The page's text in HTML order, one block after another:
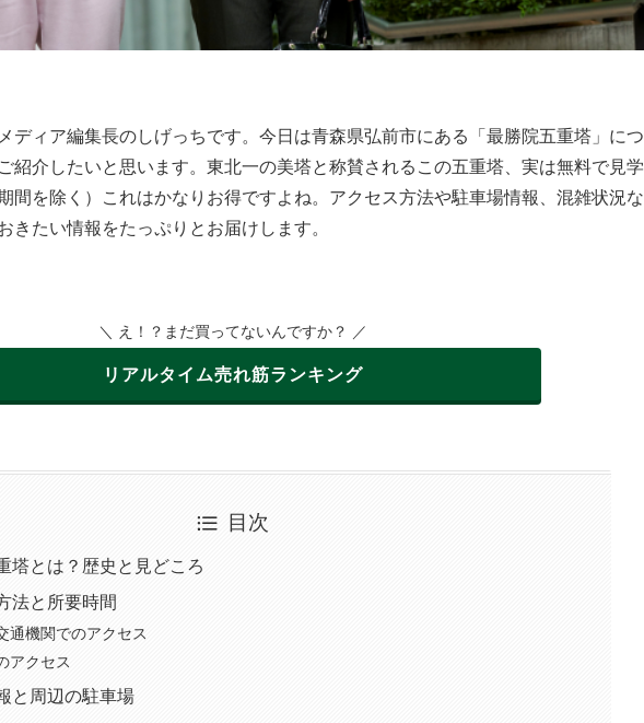
ディア編集長のしげっちです。今日は青森県弘前市にある「最勝院五重塔」につ
紹介したいと思います。東北一の美塔と称賛されるこの五重塔、実は無料で見学
間を除く）これはかなりお得ですよね。アクセス方法や駐車場情報、混雑状況な
きたい情報をたっぷりとお届けします。
＼ え！？まだ買ってないんですか？ ／
リアルタイム売れ筋ランキング
目次
塔とは？歴史と見どころ
法と所要時間
通機関でのアクセス
アクセス
と周辺の駐車場